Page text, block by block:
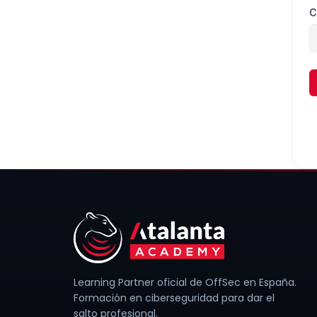
Learning Partner oficial de OffSec en España.
Formación en ciberseguridad para dar el
salto profesional.